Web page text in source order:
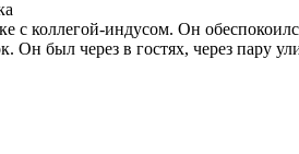
с коллегой-индусом. Он
был через в гостях, через пару